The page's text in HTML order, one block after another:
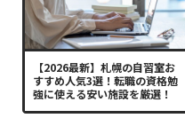
【2026最新】札幌の自習室お
すすめ人気3選！転職の資格勉
強に使える安い施設を厳選！